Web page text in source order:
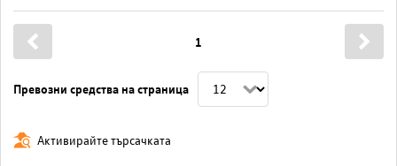
Превозни средства на страница
1
Активирайте търсачката